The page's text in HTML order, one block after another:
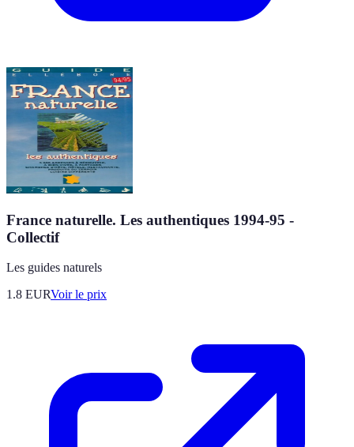
France naturelle. Les authentiques 1994-95 -
Collectif
Les guides naturels
1.8 EURVoir le prix